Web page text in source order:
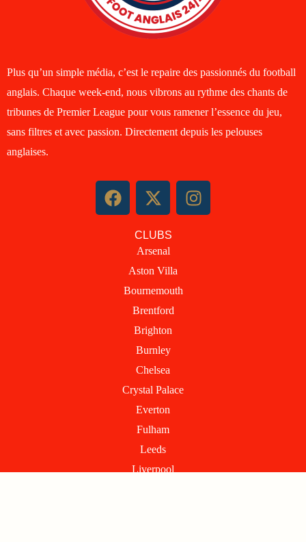
Plus qu’un simple média, c’est le repaire des passionnés du football
anglais. Chaque week-end, nous vibrons au rythme des chants de
tribunes de Premier League pour vous ramener l’essence du jeu,
sans filtres et avec passion. Directement depuis les pelouses
anglaises.
F
a
X
-
w
i
t
t
e
r
I
n
CLUBS
Arsenal
Aston Villa
Bournemouth
Brentford
Brighton
Burnley
Chelsea
Crystal Palace
Everton
Fulham
Leeds
Liverpool